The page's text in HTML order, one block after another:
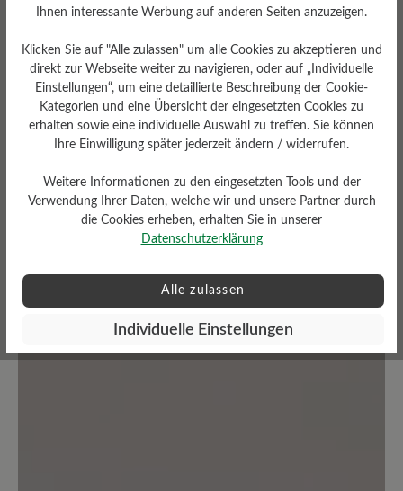
Bewertungen lesen
0 von 0 Bewertungen
Average rating of 0 out of 5 stars
Geben Sie eine Bewertung
Teilen Sie Ihre Erfahrungen mit dem
Schreiben Sie eine Bewertung
Ihnen interessante Werbung auf anderen Seiten anzuzeigen.
Klicken Sie auf "Alle zulassen" um alle Cookies zu akzeptieren und
direkt zur Webseite weiter zu navigieren, oder auf „Individuelle
Einstellungen“, um eine detaillierte Beschreibung der Cookie-
Kategorien und eine Übersicht der eingesetzten Cookies zu
erhalten sowie eine individuelle Auswahl zu treffen. Sie können
Ihre Einwilligung später jederzeit ändern / widerrufen.
Weitere Informationen zu den eingesetzten Tools und der
Verwendung Ihrer Daten, welche wir und unsere Partner durch
die Cookies erheben, erhalten Sie in unserer
Datenschutzerklärung
Alle zulassen
Individuelle Einstellungen